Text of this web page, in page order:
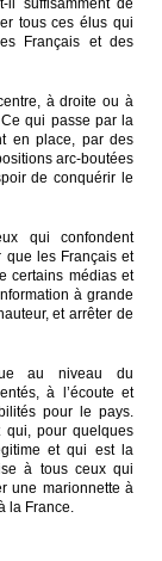
il suffisamment de
tous ces élus qui
Français et des
à droite ou à
Ce qui passe par la
en place, par des
arc-boutées
de conquérir le
qui confondent
que les Français et
certains médias et
à grande
et arrêter de
au niveau du
à l’écoute et
pour le pays.
qui, pour quelques
et qui est la
à tous ceux qui
une marionnette à
la France.